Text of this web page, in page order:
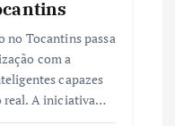
no Tocantins passa
com a
capazes
real. A iniciativa…